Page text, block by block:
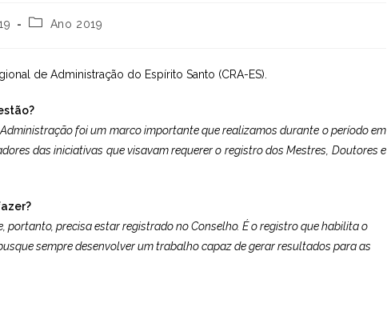
Categoria
Ano 2019
de Administração do Espírito Santo (CRA-ES).
foi um marco importante que realizamos durante o período em
das iniciativas que visavam requerer o registro dos Mestres, Doutores e
portanto, precisa estar registrado no Conselho. É o registro que habilita o
sempre desenvolver um trabalho capaz de gerar resultados para as